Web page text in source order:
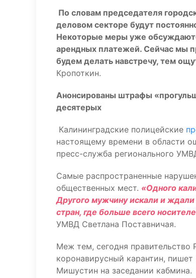
По словам председателя
деловом секторе будут
Некоторые меры уже
арендных платежей. Сейчас мы
будем делать навстречу, тем
Кропоткин.
Анонсированы штрафы
десятерых
Калининградские полицейские
настоящему времени в области
пресс-служба регионального
Самые распространенные
общественных мест. «Одного
Другого мужчину искали и
стран, где больше всего
УМВД Светлана Поставничая.
Меж тем, сегодня
коронавирусный карантин,
Мишустин на заседании кабмина.